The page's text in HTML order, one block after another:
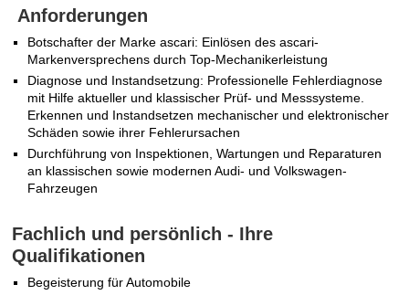
Anforderungen
Botschafter der Marke ascari: Einlösen des ascari-
Markenversprechens durch Top-Mechanikerleistung
Diagnose und Instandsetzung: Professionelle Fehlerdiagnose
mit Hilfe aktueller und klassischer Prüf- und Messsysteme.
Erkennen und Instandsetzen mechanischer und elektronischer
Schäden sowie ihrer Fehlerursachen
Durchführung von Inspektionen, Wartungen und Reparaturen
an klassischen sowie modernen Audi- und Volkswagen-
Fahrzeugen
Fachlich und persönlich - Ihre
Qualifikationen
Begeisterung für Automobile